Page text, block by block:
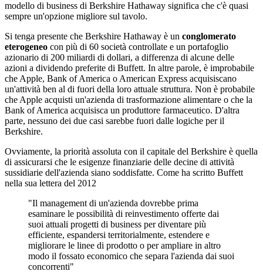
modello di business di Berkshire Hathaway significa che c'è quasi
sempre un'opzione migliore sul tavolo.
Si tenga presente che Berkshire Hathaway è un conglomerato
eterogeneo con più di 60 società controllate e un portafoglio
azionario di 200 miliardi di dollari, a differenza di alcune delle
azioni a dividendo preferite di Buffett. In altre parole, è improbabile
che Apple, Bank of America o American Express acquisiscano
un'attività ben al di fuori della loro attuale struttura. Non è probabile
che Apple acquisti un'azienda di trasformazione alimentare o che la
Bank of America acquisisca un produttore farmaceutico. D'altra
parte, nessuno dei due casi sarebbe fuori dalle logiche per il
Berkshire.
Ovviamente, la priorità assoluta con il capitale del Berkshire è quella
di assicurarsi che le esigenze finanziarie delle decine di attività
sussidiarie dell'azienda siano soddisfatte. Come ha scritto Buffett
nella sua lettera del 2012
"Il management di un'azienda dovrebbe prima
esaminare le possibilità di reinvestimento offerte dai
suoi attuali progetti di business per diventare più
efficiente, espandersi territorialmente, estendere e
migliorare le linee di prodotto o per ampliare in altro
modo il fossato economico che separa l'azienda dai suoi
concorrenti"